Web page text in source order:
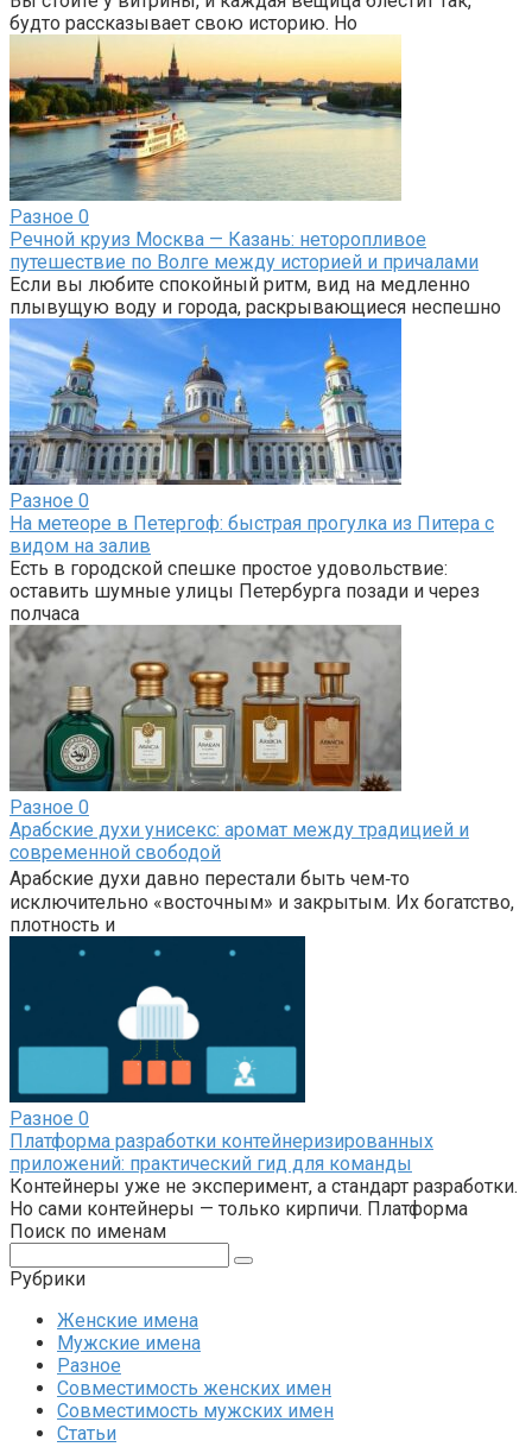
будто рассказывает свою историю. Но
Разное 0
Речной круиз Москва — Казань: неторопливое
путешествие по Волге между историей и причалами
Если вы любите спокойный ритм, вид на медленно
плывущую воду и города, раскрывающиеся неспешно
Разное 0
На метеоре в Петергоф: быстрая прогулка из Питера с
видом на залив
Есть в городской спешке простое удовольствие:
оставить шумные улицы Петербурга позади и через
полчаса
Разное 0
Арабские духи унисекс: аромат между традицией и
современной свободой
Арабские духи давно перестали быть чем‑то
исключительно «восточным» и закрытым. Их богатство,
плотность и
Разное 0
Платформа разработки контейнеризированных
приложений: практический гид для команды
Контейнеры уже не эксперимент, а стандарт разработки.
Но сами контейнеры — только кирпичи. Платформа
Поиск по именам
Рубрики
Женские имена
Мужские имена
Разное
Совместимость женских имен
Совместимость мужских имен
Статьи